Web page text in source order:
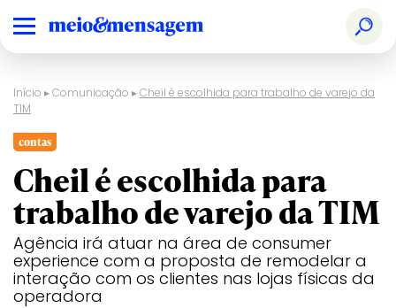
Início ▸Comunicação ▸Cheil é escolhida para trabalho de varejo da
TIM
contas
Cheil é escolhida para
trabalho de varejo da TIM
Agência irá atuar na área de consumer
experience com a proposta de remodelar a
interação com os clientes nas lojas físicas da
operadora